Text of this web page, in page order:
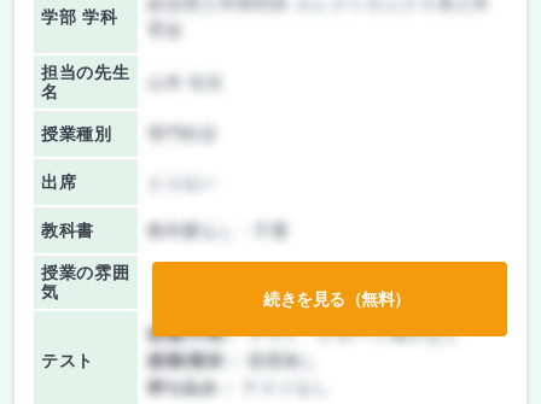
学部 学科
担当の先生
名
授業種別
出席
教科書 教科書なし・不要
授業の雰囲
気
テスト
前期/中間：テスト・レポート両方なし
後期/期末：
授業無し
持ち込み：
続きを見る（無料）